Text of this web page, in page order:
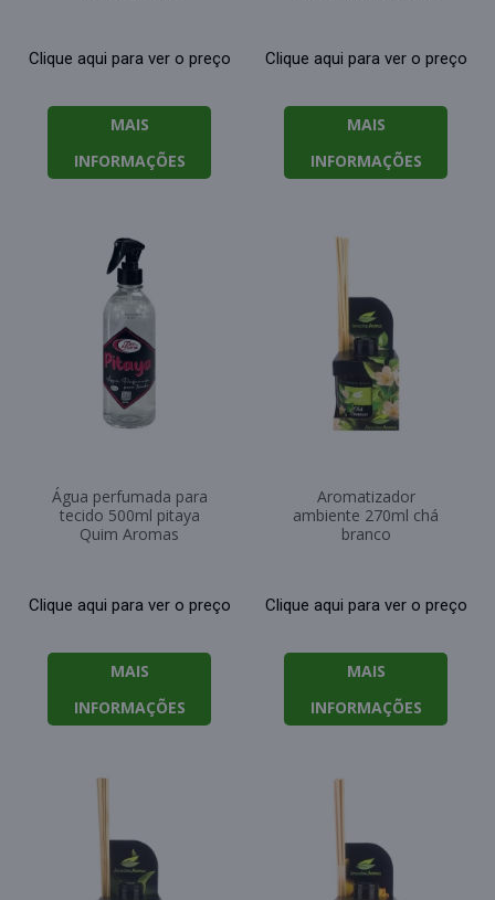
Clique aqui para ver o preço
MAIS
INFORMAÇÕES
Clique aqui para ver o preço
MAIS
INFORMAÇÕES
Água perfumada para
tecido 500ml pitaya
Quim Aromas
Clique aqui para ver o preço
MAIS
INFORMAÇÕES
Aromatizador
ambiente 270ml chá
branco
Clique aqui para ver o preço
MAIS
INFORMAÇÕES